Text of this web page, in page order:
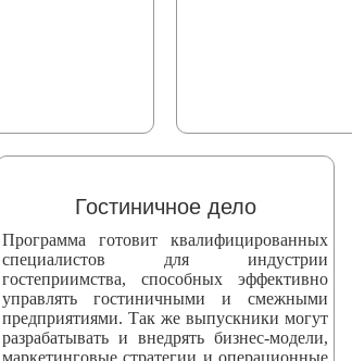
Гостиничное дело
Программа готовит квалифицированных
специалистов для индустрии
гостеприимства, способных эффективно
управлять гостиничными и смежными
предприятиями. Так же выпускники могут
разрабатывать и внедрять бизнес‑модели,
маркетинговые стратегии и операционные